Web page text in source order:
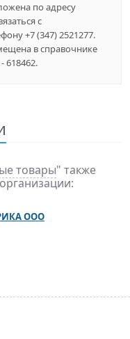
по адресу
с
+7 (347) 2521277.
в справочнике
618462.
товары" также
ООО